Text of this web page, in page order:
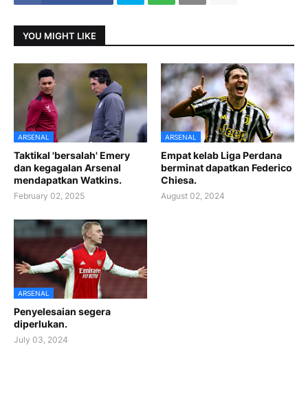
YOU MIGHT LIKE
ARSENAL
Taktikal 'bersalah' Emery
dan kegagalan Arsenal
mendapatkan Watkins.
February 02, 2025
ARSENAL
Empat kelab Liga Perdana
berminat dapatkan Federico
Chiesa.
August 02, 2024
ARSENAL
Penyelesaian segera
diperlukan.
July 03, 2024